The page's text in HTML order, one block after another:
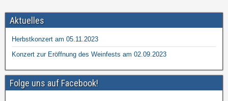
Aktuelles
Herbstkonzert am 05.11.2023
Konzert zur Eröffnung des Weinfests am 02.09.2023
Folge uns auf Facebook!